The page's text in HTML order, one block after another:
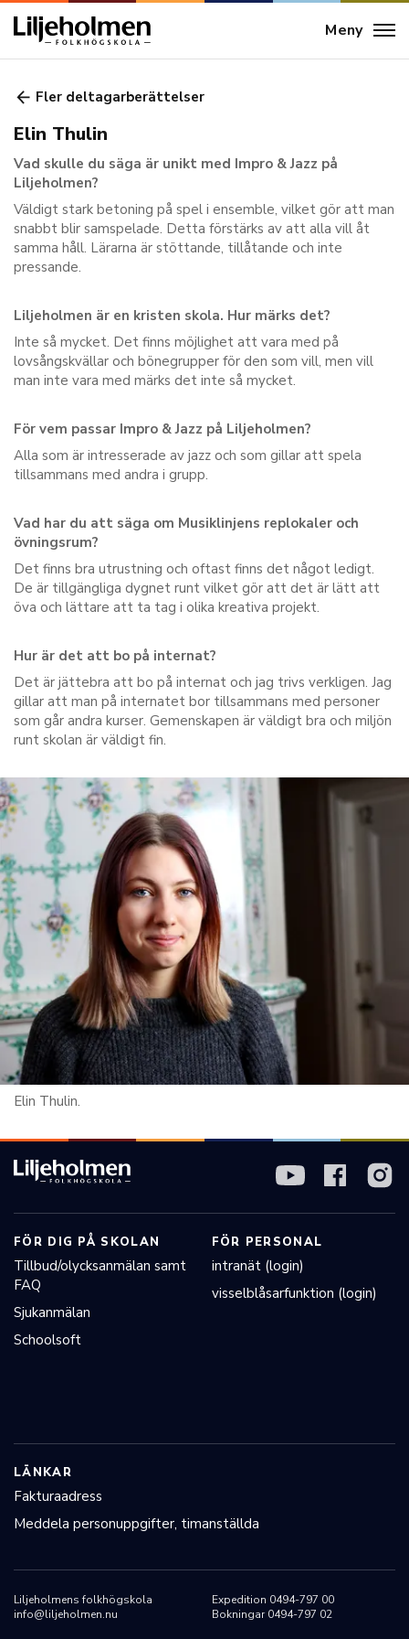
Meny
Fler deltagarberättelser
Elin Thulin
Vad skulle du säga är unikt med Impro & Jazz på
Liljeholmen?
Väldigt stark betoning på spel i ensemble, vilket gör att man
snabbt blir samspelade. Detta förstärks av att alla vill åt
samma håll. Lärarna är stöttande, tillåtande och inte
pressande.
Liljeholmen är en kristen skola. Hur märks det?
Inte så mycket. Det finns möjlighet att vara med på
lovsångskvällar och bönegrupper för den som vill, men vill
man inte vara med märks det inte så mycket.
För vem passar Impro & Jazz på Liljeholmen?
Alla som är intresserade av jazz och som gillar att spela
tillsammans med andra i grupp.
Vad har du att säga om Musiklinjens replokaler och
övningsrum?
Det finns bra utrustning och oftast finns det något ledigt.
De är tillgängliga dygnet runt vilket gör att det är lätt att
öva och lättare att ta tag i olika kreativa projekt.
Hur är det att bo på internat?
Det är jättebra att bo på internat och jag trivs verkligen. Jag
gillar att man på internatet bor tillsammans med personer
som går andra kurser. Gemenskapen är väldigt bra och miljön
runt skolan är väldigt fin.
Elin Thulin.
FÖR DIG PÅ SKOLAN
Tillbud/olycksanmälan samt
FAQ
Sjukanmälan
Schoolsoft
FÖR PERSONAL
intranät (login)
visselblåsarfunktion (login)
LÄNKAR
Fakturaadress
Meddela personuppgifter, timanställda
Liljeholmens folkhögskola
info@liljeholmen.nu
Expedition 0494-797 00
Bokningar 0494-797 02